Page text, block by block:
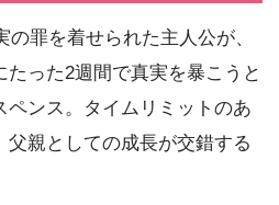
の罪を着せられた主人公が、
った2週間で真実を暴こうと
ペンス。タイムリミットのあ
父親としての成長が交錯する